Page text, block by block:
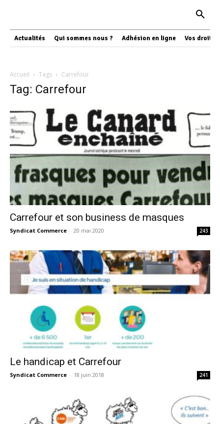
Actualités Qui sommes nous ? Adhésion en ligne Vos droits
Accueil Tags Carrefour
Tag: Carrefour
Carrefour et son business de masques
Syndicat Commerce - 20 mai 2020 243
Le handicap et Carrefour
Syndicat Commerce - 18 juin 2018 241